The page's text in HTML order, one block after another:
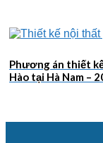
Phương án thiết
Hào tại Hà Nam –